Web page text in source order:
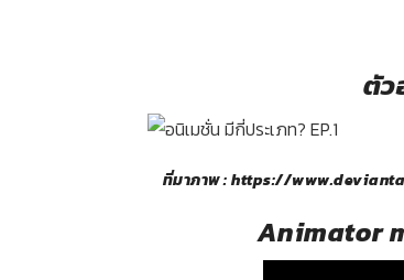
ตัว
ที่มาภาพ :https://
Animator